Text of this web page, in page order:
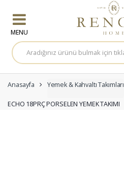
A
r
a
a
:
Anasayfa Yemek & Kahvaltı Takımları
ECHO 18PRÇ PORSELEN YEMEK TAKIMI